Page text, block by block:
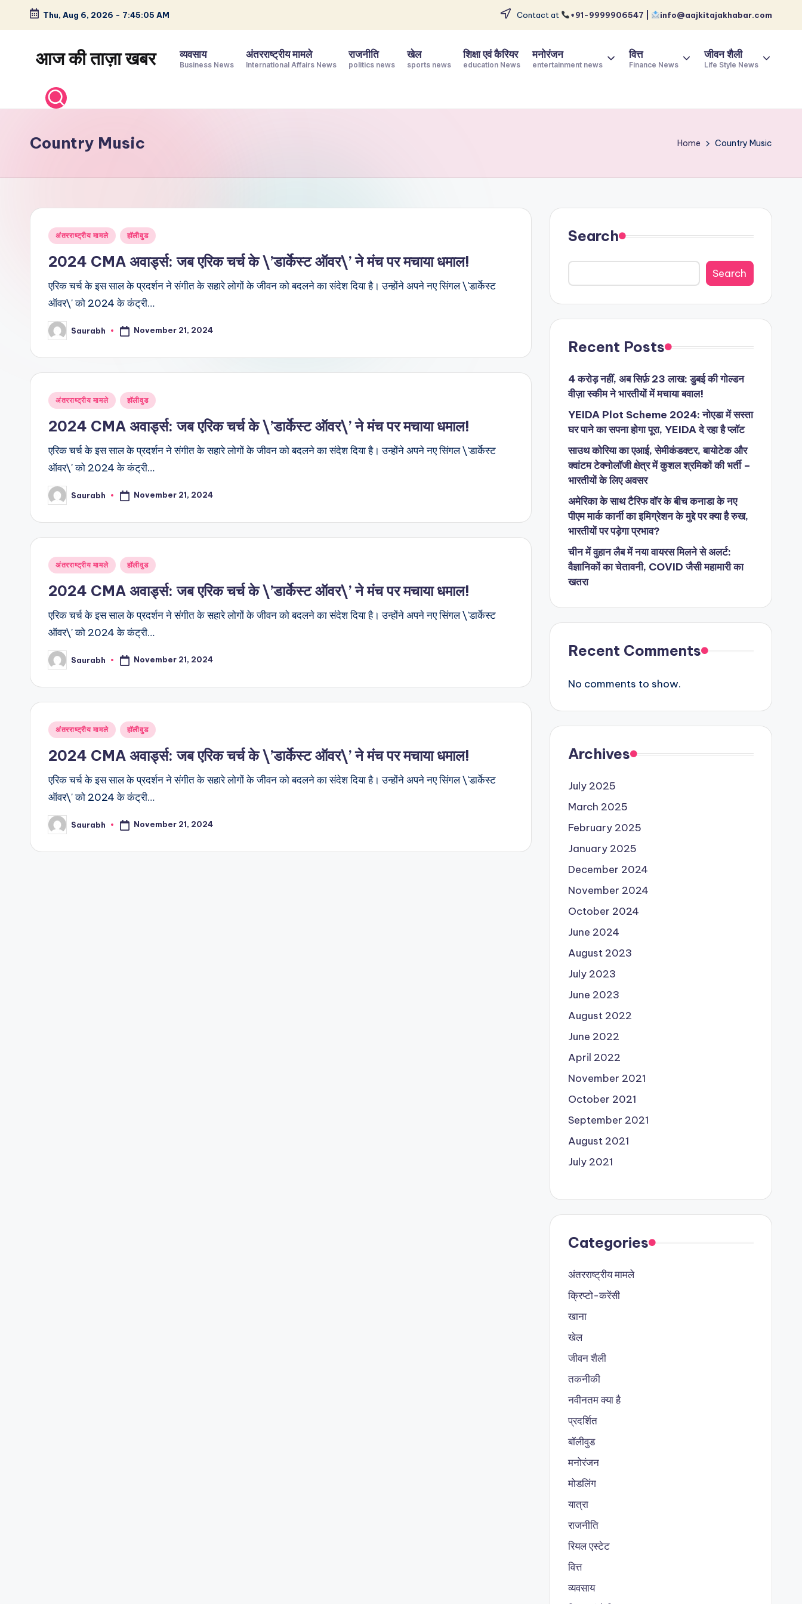
Skip
content
Thu, Aug 6, 2026 - 7:45:06 AM Contact at +91-9999906547 | info@aajkitajakhabar.com
आज की ताज़ा खबर
–
और
विश्व
व्यवसाय
Business News
अंतरराष्ट्रीय मामले
International Affairs News
राजनीति
politics news
खेल
sports news
शिक्षा एवं कैरियर
education News
मनोरंजन
entertainment news
वित्त
Finance News
जीवन शैली
Life Style News
Country Music Home Country Music
Posted
अंतरराष्ट्रीय मामले हॉलीवुड
2024 CMA अवार्ड्स: जब एरिक चर्च के \’डार्केस्ट ऑवर\’ ने मंच पर मचाया धमाल!
एरिक चर्च के इस साल के प्रदर्शन ने संगीत के सहारे लोगों के जीवन को बदलने का संदेश दिया है। उन्होंने अपने नए सिंगल \'डार्केस्ट
ऑवर\' को 2024 के कंट्री…
Posted
by
Saurabh November 21, 2024
Posted
अंतरराष्ट्रीय मामले हॉलीवुड
2024 CMA अवार्ड्स: जब एरिक चर्च के \’डार्केस्ट ऑवर\’ ने मंच पर मचाया धमाल!
एरिक चर्च के इस साल के प्रदर्शन ने संगीत के सहारे लोगों के जीवन को बदलने का संदेश दिया है। उन्होंने अपने नए सिंगल \'डार्केस्ट
ऑवर\' को 2024 के कंट्री…
Posted
by
Saurabh November 21, 2024
Posted
अंतरराष्ट्रीय मामले हॉलीवुड
2024 CMA अवार्ड्स: जब एरिक चर्च के \’डार्केस्ट ऑवर\’ ने मंच पर मचाया धमाल!
एरिक चर्च के इस साल के प्रदर्शन ने संगीत के सहारे लोगों के जीवन को बदलने का संदेश दिया है। उन्होंने अपने नए सिंगल \'डार्केस्ट
ऑवर\' को 2024 के कंट्री…
Posted
by
Saurabh November 21, 2024
Posted
अंतरराष्ट्रीय मामले हॉलीवुड
2024 CMA अवार्ड्स: जब एरिक चर्च के \’डार्केस्ट ऑवर\’ ने मंच पर मचाया धमाल!
एरिक चर्च के इस साल के प्रदर्शन ने संगीत के सहारे लोगों के जीवन को बदलने का संदेश दिया है। उन्होंने अपने नए सिंगल \'डार्केस्ट
ऑवर\' को 2024 के कंट्री…
Posted
by
Saurabh November 21, 2024
Search
Search
Recent Posts
4 करोड़ नहीं, अब सिर्फ़ 23 लाख: डुबई की गोल्डन
वीज़ा स्कीम ने भारतीयों में मचाया बवाल!
YEIDA Plot Scheme 2024: नोएडा में सस्ता
घर पाने का सपना होगा पूरा, YEIDA दे रहा है प्लॉट
साउथ कोरिया का एआई, सेमीकंडक्टर, बायोटेक और
क्वांटम टेक्नोलॉजी क्षेत्र में कुशल श्रमिकों की भर्ती –
भारतीयों के लिए अवसर
अमेरिका के साथ टैरिफ वॉर के बीच कनाडा के नए
पीएम मार्क कार्नी का इमिग्रेशन के मुद्दे पर क्या है रुख,
भारतीयों पर पड़ेगा प्रभाव?
चीन में वुहान लैब में नया वायरस मिलने से अलर्ट:
वैज्ञानिकों का चेतावनी, COVID जैसी महामारी का
खतरा
Recent Comments
No comments to show.
Archives
July 2025
March 2025
February 2025
January 2025
December 2024
November 2024
October 2024
June 2024
August 2023
July 2023
June 2023
August 2022
June 2022
April 2022
November 2021
October 2021
September 2021
August 2021
July 2021
Categories
अंतरराष्ट्रीय मामले
क्रिप्टो-करेंसी
खाना
खेल
जीवन शैली
तकनीकी
नवीनतम क्या है
प्रदर्शित
बॉलीवुड
मनोरंजन
मोडलिंग
यात्रा
राजनीति
रियल एस्टेट
वित्त
व्यवसाय